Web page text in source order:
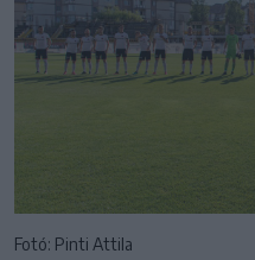
Fotó: Pinti Attila